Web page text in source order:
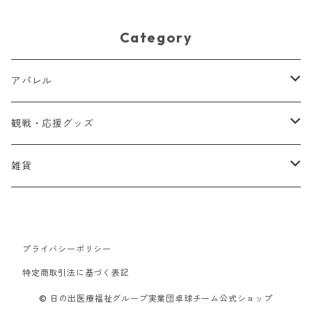
Category
アパレル
Tシャツ
観戦・応援グッズ
タオル
雑貨
プライバシーポリシー
特定商取引法に基づく表記
© 日の出医療福祉グループ実業団卓球チーム公式ショップ